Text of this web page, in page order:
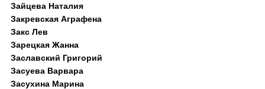
Зайцева Наталия
Закревская Аграфена
Закс Лев
Зарецкая Жанна
Заславский Григорий
Засуева Варвара
Засухина Марина